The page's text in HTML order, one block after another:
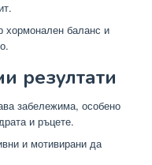
хормонален баланс и
резултати
забележима, особено
и ръцете.
и мотивирани да